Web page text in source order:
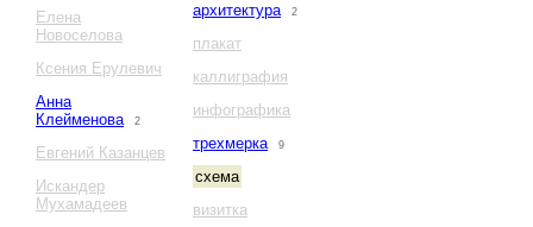
Елена
Новоселова
Ксения Ерулевич
Анна
Клейменова
2
Евгений Казанцев
Искандер
Мухамадеев
архитектура 2
плакат
каллиграфия
инфографика
трехмерка
9
схема
визитка